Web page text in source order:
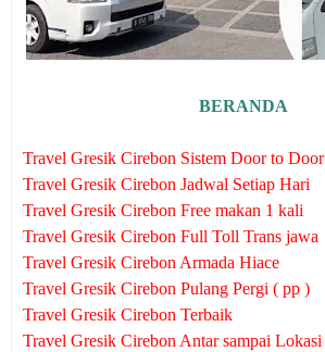
BERANDA
Travel Gresik Cirebon Sistem Door to Door
Travel Gresik Cirebon Jadwal Setiap Hari
Travel Gresik Cirebon Free makan 1 kali
Travel Gresik Cirebon Full Toll Trans jawa
Travel Gresik Cirebon Armada Hiace
Travel Gresik Cirebon Pulang Pergi ( pp )
Travel Gresik Cirebon Terbaik
Travel Gresik Cirebon Antar sampai Lokasi